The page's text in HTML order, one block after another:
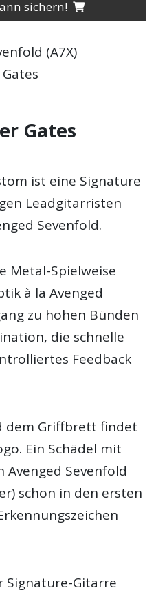
sichern!
(A7X)
Gates
ist eine Signature
Leadgitarristen
Sevenfold.
Metal-Spielweise
à la Avenged
zu hohen Bünden
die schnelle
Feedback
dem Griffbrett findet
Ein Schädel mit
Avenged Sevenfold
schon in den ersten
Signature-Gitarre